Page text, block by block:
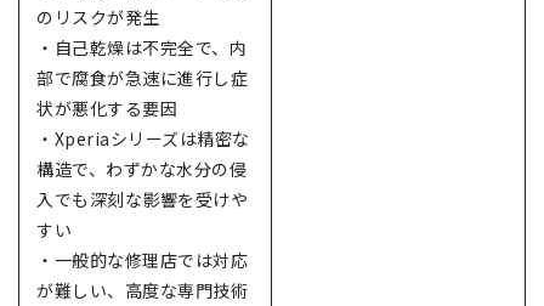
のリスクが発生
・自己乾燥は不完全で、内
部で腐食が急速に進行し症
状が悪化する要因
・Xperiaシリーズは精密な
構造で、わずかな水分の侵
入でも深刻な影響を受けや
すい
・一般的な修理店では対応
が難しい、高度な専門技術